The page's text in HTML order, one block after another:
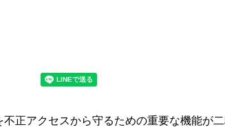
不正アクセスから守るための重要な機能が